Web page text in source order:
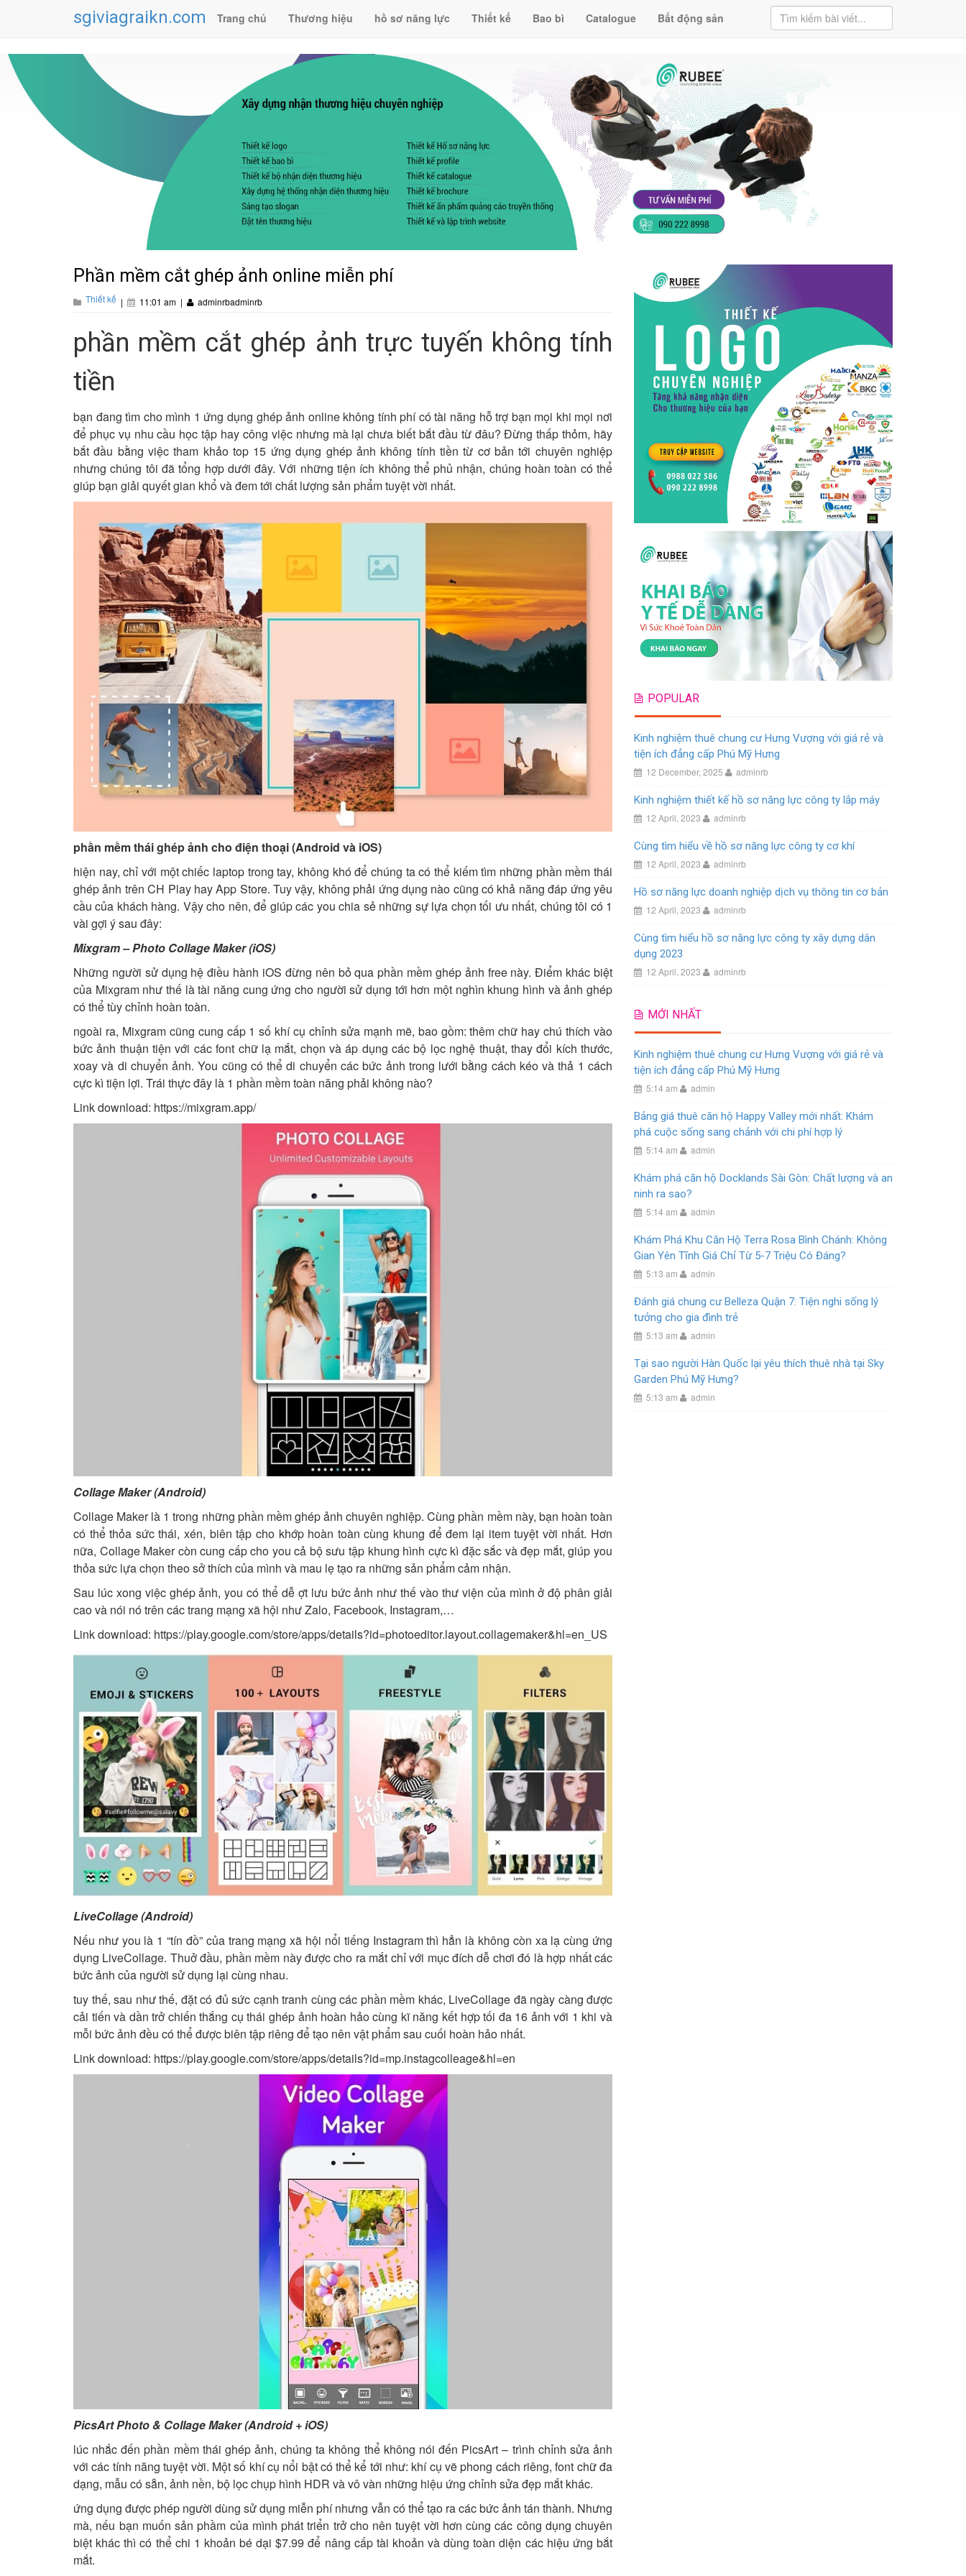
sgiviagraikn.com Trang chủ Thương hiệu hồ sơ năng lực Thiết kế Bao bì Catalogue Bất động sản
Phần mềm cắt ghép ảnh online miễn phí
Thiết kế | 11:01 am | adminrbadminrb
phần mềm cắt ghép ảnh trực tuyến không tính
tiền
bạn đang tìm cho mình 1 ứng dụng ghép ảnh online không tính phí có tài năng hỗ trợ bạn mọi khi mọi nơi
để phục vụ nhu cầu học tập hay công việc nhưng mà lại chưa biết bắt đầu từ đâu? Đừng thấp thỏm, hãy
bắt đầu bằng việc tham khảo top 15 ứng dụng ghép ảnh không tính tiền từ cơ bản tới chuyên nghiệp
nhưng chúng tôi đã tổng hợp dưới đây. Với những tiện ích không thể phủ nhận, chúng hoàn toàn có thể
giúp bạn giải quyết gian khổ và đem tới chất lượng sản phẩm tuyệt vời nhất.
phần mềm thái ghép ảnh cho điện thoại (Android và iOS)
hiện nay, chỉ với một chiếc laptop trong tay, không khó để chúng ta có thể kiếm tìm những phần mềm thái
ghép ảnh trên CH Play hay App Store. Tuy vậy, không phải ứng dụng nào cũng có khả năng đáp ứng yêu
cầu của khách hàng. Vậy cho nên, để giúp các you chia sẻ những sự lựa chọn tối ưu nhất, chúng tôi có 1
vài gợi ý sau đây:
Mixgram – Photo Collage Maker (iOS)
Những người sử dụng hệ điều hành iOS đừng nên bỏ qua phần mềm ghép ảnh free này. Điểm khác biệt
của Mixgram như thế là tài năng cung ứng cho người sử dụng tới hơn một nghìn khung hình và ảnh ghép
có thể tùy chỉnh hoàn toàn.
ngoài ra, Mixgram cũng cung cấp 1 số khí cụ chỉnh sửa mạnh mẽ, bao gồm: thêm chữ hay chú thích vào
bức ảnh thuận tiện với các font chữ lạ mắt, chọn và áp dụng các bộ lọc nghệ thuật, thay đổi kích thước,
xoay và di chuyển ảnh. You cũng có thể di chuyển các bức ảnh trong lưới bằng cách kéo và thả 1 cách
cực kì tiện lợi. Trái thực đây là 1 phần mềm toàn năng phải không nào?
Link download: https://mixgram.app/
Collage Maker (Android)
Collage Maker là 1 trong những phần mềm ghép ảnh chuyên nghiệp. Cùng phần mềm này, bạn hoàn toàn
có thể thỏa sức thái, xén, biên tập cho khớp hoàn toàn cùng khung để đem lại item tuyệt vời nhất. Hơn
nữa, Collage Maker còn cung cấp cho you cả bộ sưu tập khung hình cực kì đặc sắc và đẹp mắt, giúp you
thỏa sức lựa chọn theo sở thích của mình và mau lẹ tạo ra những sản phẩm cảm nhận.
Sau lúc xong việc ghép ảnh, you có thể dễ ợt lưu bức ảnh như thế vào thư viện của mình ở độ phân giải
cao và nói nó trên các trang mạng xã hội như Zalo, Facebook, Instagram,…
Link download: https://play.google.com/store/apps/details?id=photoeditor.layout.collagemaker&hl=en_US
LiveCollage (Android)
Nếu như you là 1 “tín đồ” của trang mạng xã hội nổi tiếng Instagram thì hẳn là không còn xa lạ cùng ứng
dụng LiveCollage. Thuở đầu, phần mềm này được cho ra mắt chỉ với mục đích dễ chơi đó là hợp nhất các
bức ảnh của người sử dụng lại cùng nhau.
tuy thế, sau như thế, đặt có đủ sức cạnh tranh cùng các phần mềm khác, LiveCollage đã ngày càng được
cải tiến và dần trở chiến thắng cụ thái ghép ảnh hoàn hảo cùng kĩ năng kết hợp tối đa 16 ảnh với 1 khi và
mỗi bức ảnh đều có thể được biên tập riêng để tạo nên vật phẩm sau cuối hoàn hảo nhất.
Link download: https://play.google.com/store/apps/details?id=mp.instagcolleage&hl=en
PicsArt Photo & Collage Maker (Android + iOS)
lúc nhắc đến phần mềm thái ghép ảnh, chúng ta không thể không nói đến PicsArt – trình chỉnh sửa ảnh
với các tính năng tuyệt vời. Một số khí cụ nổi bật có thể kể tới như: khí cụ vẽ phong cách riêng, font chữ đa
dạng, mẫu có sẵn, ảnh nền, bộ lọc chụp hình HDR và vô vàn những hiệu ứng chỉnh sửa đẹp mắt khác.
ứng dụng được phép người dùng sử dụng miễn phí nhưng vẫn có thể tạo ra các bức ảnh tán thành. Nhưng
mà, nếu bạn muốn sản phầm của mình phát triển trở cho nên tuyệt vời hơn cùng các công dụng chuyên
biệt khác thì có thể chi 1 khoản bé dại $7.99 để nâng cấp tài khoản và dùng toàn diện các hiệu ứng bắt
mắt.
POPULAR
Kinh nghiệm thuê chung cư Hưng Vượng với giá rẻ và
tiện ích đẳng cấp Phú Mỹ Hưng
12 December, 2025 adminrb
Kinh nghiệm thiết kế hồ sơ năng lực công ty lắp máy
12 April, 2023 adminrb
Cùng tìm hiểu về hồ sơ năng lực công ty cơ khí
12 April, 2023 adminrb
Hồ sơ năng lực doanh nghiệp dịch vụ thông tin cơ bản
12 April, 2023 adminrb
Cùng tìm hiểu hồ sơ năng lực công ty xây dựng dân
dụng 2023
12 April, 2023 adminrb
MỚI NHẤT
Kinh nghiệm thuê chung cư Hưng Vượng với giá rẻ và
tiện ích đẳng cấp Phú Mỹ Hưng
5:14 am admin
Bảng giá thuê căn hộ Happy Valley mới nhất: Khám
phá cuộc sống sang chảnh với chi phí hợp lý
5:14 am admin
Khám phá căn hộ Docklands Sài Gòn: Chất lượng và an
ninh ra sao?
5:14 am admin
Khám Phá Khu Căn Hộ Terra Rosa Bình Chánh: Không
Gian Yên Tĩnh Giá Chỉ Từ 5-7 Triệu Có Đáng?
5:13 am admin
Đánh giá chung cư Belleza Quận 7: Tiện nghi sống lý
tưởng cho gia đình trẻ
5:13 am admin
Tại sao người Hàn Quốc lại yêu thích thuê nhà tại Sky
Garden Phú Mỹ Hưng?
5:13 am admin